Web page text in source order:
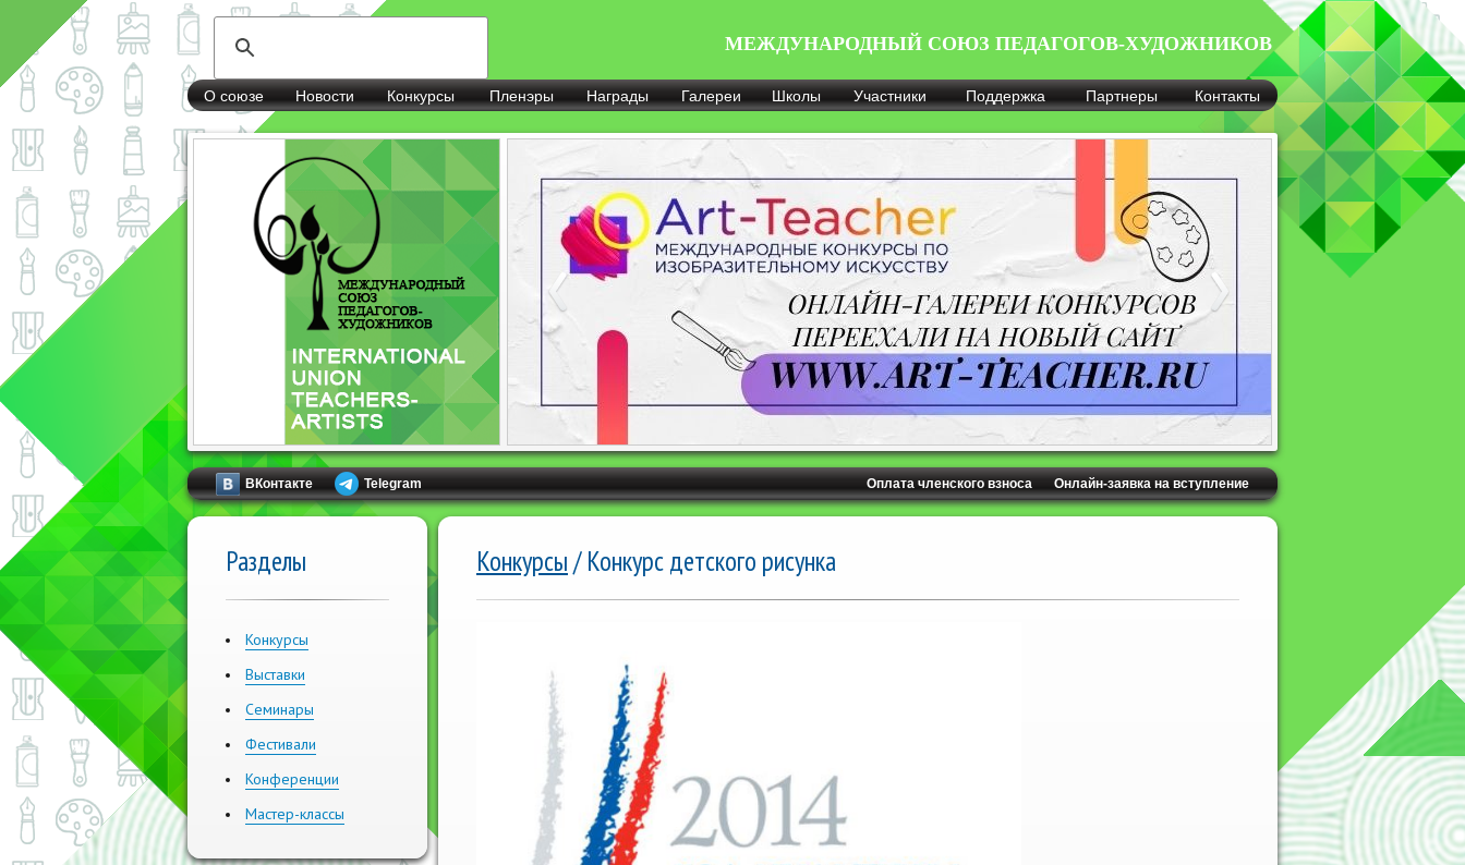
МЕЖДУНАРОДНЫЙ СОЮЗ ПЕДАГОГОВ-ХУДОЖНИКОВ
О союзе Новости Конкурсы Пленэры Награды Галереи Школы Участники Поддержка Партнеры Контакты
ВКонтакте Telegram Онлайн-заявка на вступление
Оплата членского взноса
Разделы
Конкурсы
Выставки
Семинары
Фестивали
Конференции
Мастер-классы
Конкурсы/ Конкурс детского рисунка